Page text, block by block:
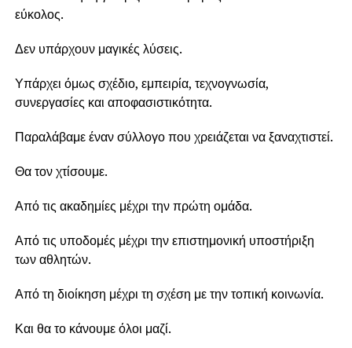
εύκολος.
Δεν υπάρχουν μαγικές λύσεις.
Υπάρχει όμως σχέδιο, εμπειρία, τεχνογνωσία,
συνεργασίες και αποφασιστικότητα.
Παραλάβαμε έναν σύλλογο που χρειάζεται να ξαναχτιστεί.
Θα τον χτίσουμε.
Από τις ακαδημίες μέχρι την πρώτη ομάδα.
Από τις υποδομές μέχρι την επιστημονική υποστήριξη
των αθλητών.
Από τη διοίκηση μέχρι τη σχέση με την τοπική κοινωνία.
Και θα το κάνουμε όλοι μαζί.